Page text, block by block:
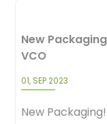
New
VCO
01, SEP 2023
New